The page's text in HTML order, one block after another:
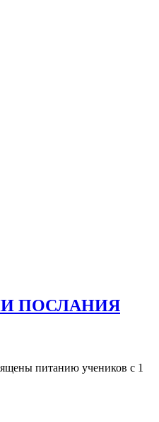
ПОСЛАНИЯ
питанию учеников с 1